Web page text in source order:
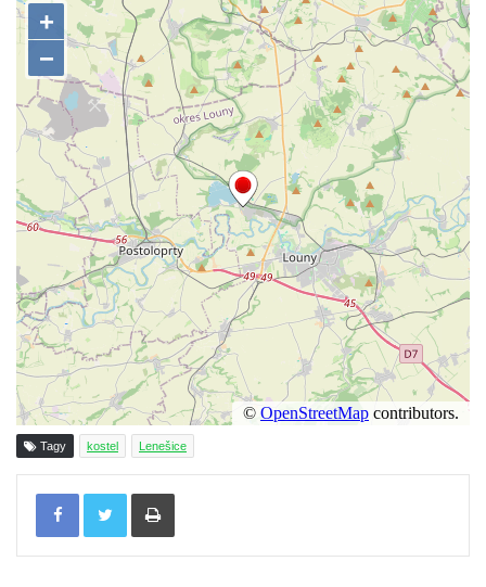
Kaple Olivetské hory pod věží kostela
svatého Michaela Archanděla v Bochově
Mildeova kaple pod Ortelem
Kostel Zvěstování Panny Marie v Duchcově
Výklenková kaple v Teplické ulici u stadionu
v Duchcově
Evangelický kostel v Duchcově
Kostel svatých Petra a Pavla v Jeníkově
Kaple svaté Anny v Jeníkově
Kaple Panny Marie v Lahošti
Kaple svatého Jana Nepomuckého v
Lahošti
Kostel svatého Mikuláše v Mikulášovicích
Kaple Tří otců v Mikulášovicích
Kaple Matky Boží v Mikulášovicích
Kaple Andělů strážných (Fürleova kaple) v
Mikulášovicích
Balzerova kaple v Mikulášovicích
Tagy kostel Lenešice
Tisknout